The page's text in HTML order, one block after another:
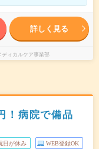
詳しく見る
ィカルケア事業部
！病院で備品
日が休み WEB登録OK